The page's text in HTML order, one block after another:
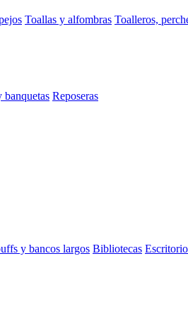
Toallas y alfombras Toalleros,
banquetas Reposeras
y bancos largos Bibliotecas